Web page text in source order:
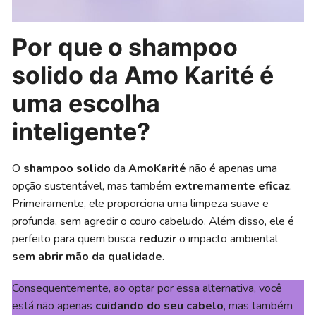
Por que o shampoo
solido da Amo Karité é
uma escolha
inteligente?
O shampoo solidodaAmoKariténão é apenas uma
opção sustentável, mas também extremamente eficaz.
Primeiramente, ele proporciona uma limpeza suave e
profunda, sem agredir o couro cabeludo. Além disso, ele é
perfeito para quem busca reduziro impacto ambiental
sem abrir mão da qualidade.
Consequentemente, ao optar por essa alternativa, você
está não apenas cuidando do seu cabelo, mas também